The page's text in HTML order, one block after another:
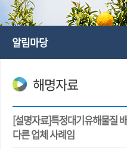
알림마당
해명자료
[설명자료]특정대기유해물질
다른 업체 사례임